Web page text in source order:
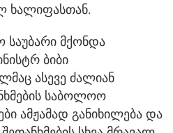
ხალიფასთან.
მქონდა
ბიბი
ასევე ძალიან
საბოლოო
ამჟამად განიხილება და